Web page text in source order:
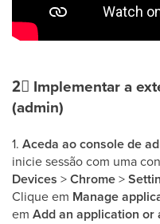
2⃣ Implementar a
(admin)
1. Aceda ao console de
inicie sessão com uma
Devices >Chrome>
Clique em Manage
em Add an application or